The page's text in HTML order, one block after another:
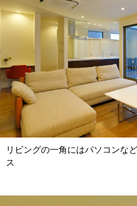
リビングの一角にはパソコンな
ス